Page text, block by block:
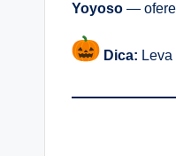
Yoyoso —
Dica: